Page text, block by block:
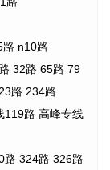
n10路
32路 65路 79
路 234路
119路 高峰专线
324路 326路